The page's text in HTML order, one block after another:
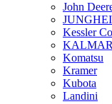
John
Kessler Co
KALMAR
Komatsu
Kramer
Kubota
Landini